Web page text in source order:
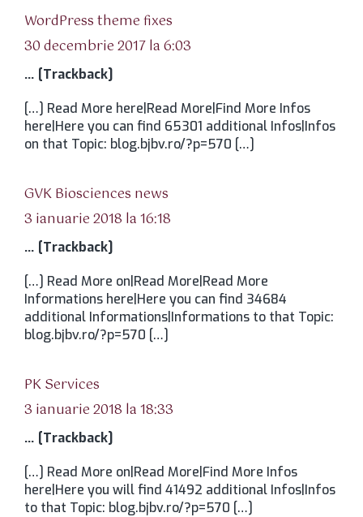
WordPress theme fixes
30 decembrie 2017 la 6:03
… [Trackback]
[…] Read More here|Read More|Find More Infos
here|Here you can find 65301 additional Infos|Infos
on that Topic: blog.bjbv.ro/?p=570 […]
GVK Biosciences news
3 ianuarie 2018 la 16:18
… [Trackback]
[…] Read More on|Read More|Read More
Informations here|Here you can find 34684
additional Informations|Informations to that Topic:
blog.bjbv.ro/?p=570 […]
PK Services
3 ianuarie 2018 la 18:33
… [Trackback]
[…] Read More on|Read More|Find More Infos
here|Here you will find 41492 additional Infos|Infos
to that Topic: blog.bjbv.ro/?p=570 […]